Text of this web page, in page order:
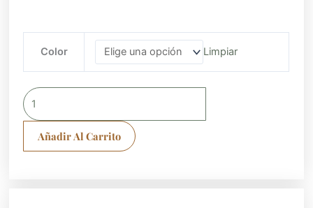
Color Limpiar
cantidad
Añadir Al Carrito